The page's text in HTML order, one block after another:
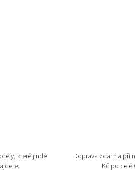
které jinde
Doprava zdarma při
Kč po celé